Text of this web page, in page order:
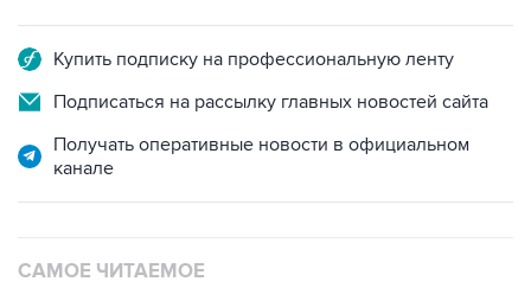
Купить подписку на профессиональную ленту
Подписаться на рассылку главных новостей сайта
Получать оперативные новости в официальном
канале
САМОЕ ЧИТАЕМОЕ